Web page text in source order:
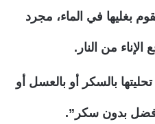
بغليها في الماء، مجرد
الإناء من النار.
تحليتها بالسكر أو بالعسل أو
بدون سكر”.